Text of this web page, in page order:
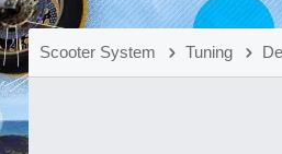
Scooter System Tuning